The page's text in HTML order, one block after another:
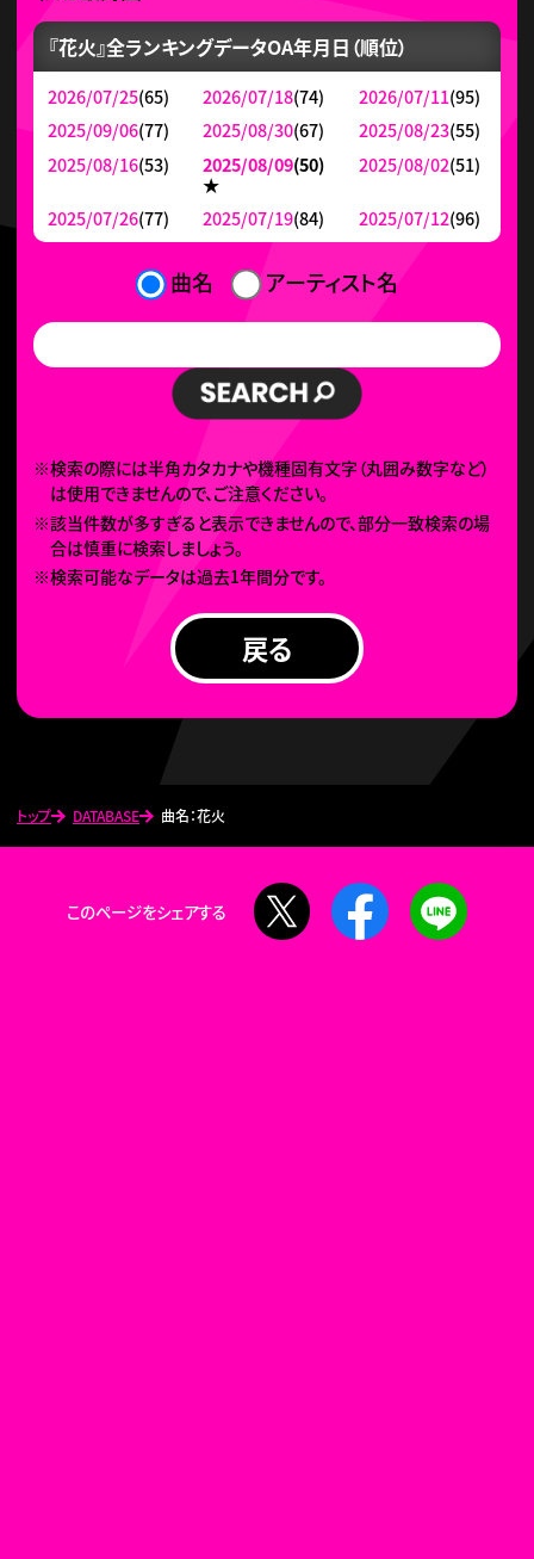
トップ DATABASE 曲名：花火
『花火』全ランキングデータOA年月日（順位）
2026/07/25(65) 2026/07/18(74) 2026/07/11(95)
2025/09/06(77) 2025/08/30(67) 2025/08/23(55)
2025/08/16(53) 2025/08/09(50)
★
2025/08/02(51)
2025/07/26(77) 2025/07/19(84) 2025/07/12(96)
曲名 アーティスト名
※検索の際には半角カタカナや機種固有文字（丸囲み数字など）
は使用できませんので、ご注意ください。
※該当件数が多すぎると表示できませんので、部分一致検索の場
合は慎重に検索しましょう。
※検索可能なデータは過去1年間分です。
戻る
このページをシェアする
Facebook